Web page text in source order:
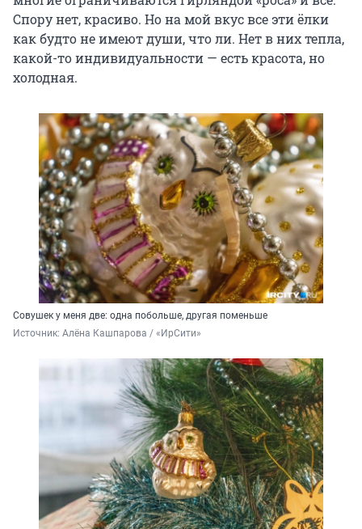
Спору нет, красиво. Но на мой вкус все эти ёлки
как будто не имеют души, что ли. Нет в них тепла,
какой-то индивидуальности — есть красота, но
холодная.
Совушек у меня две: одна побольше, другая поменьше
Источник: Алёна Кашпарова / «ИрСити»